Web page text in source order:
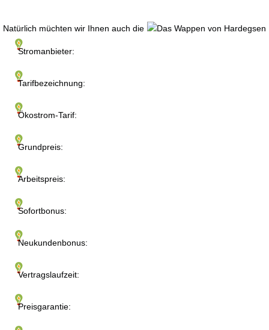
Stromanbieter:
Tarifbezeichnung:
Ökostrom-Tarif:
Grundpreis:
Arbeitspreis:
Sofortbonus:
Neukundenbonus:
Vertragslaufzeit:
Preisgarantie:
Natürlich müchten wir Ihnen auch die